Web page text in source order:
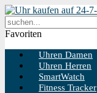
Favoriten
Uhren Damen
Uhren Herren
SmartWatch
Fitness Tracker